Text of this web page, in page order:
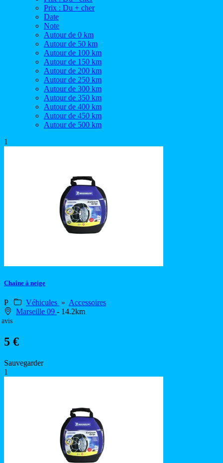
Prix : Du + cher
Date
Note
Autour de 0 km
Autour de 50 km
Autour de 100 km
Autour de 150 km
Autour de 200 km
Autour de 250 km
Autour de 300 km
Autour de 350 km
Autour de 400 km
Autour de 450 km
Autour de 500 km
1
Chaîne à neige
P Véhicules » Accessoires
Marseille 09 - 14.2km
avis
5 €
Sauvegarder
1